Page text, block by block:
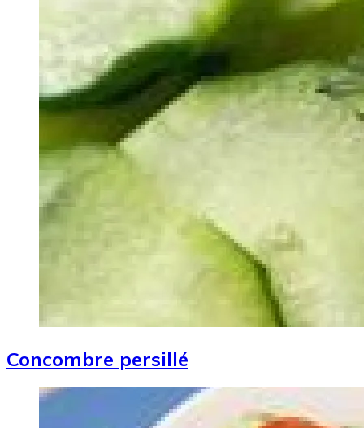
Concombre persillé
Image